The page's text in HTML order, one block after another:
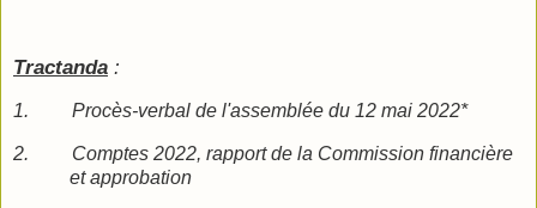
Tractanda :
1. Procès-verbal de l'assemblée du 12 mai 2022*
2. Comptes 2022, rapport de la Commission financière
et approbation